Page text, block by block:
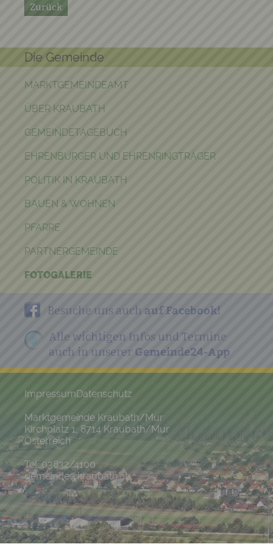
Zurück
Die Gemeinde
MARKTGEMEINDEAMT
ÜBER KRAUBATH
GEMEINDETAGEBUCH
EHRENBÜRGER UND EHRENRINGTRÄGER
POLITIK IN KRAUBATH
BAUEN & WOHNEN
PFARRE
PARTNERGEMEINDE
FOTOGALERIE
Besuche uns auch auf Facebook!
Alle wichtigen Infos und Termine
auch in unserer Gemeinde24-App
ImpressumDatenschutz
Marktgemeinde Kraubath/Mur
Kirchplatz 1, 8714 Kraubath/Mur
Österreich
Tel. 03832/4100
gemeinde@kraubath.at